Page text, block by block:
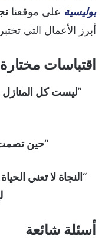
بوليسية على موقعنا
أبرز الأعمال التي
اقتباسات مختارة
“ليست كل
“حين تصمت
“النجاة لا تعني
أسئلة شائعة